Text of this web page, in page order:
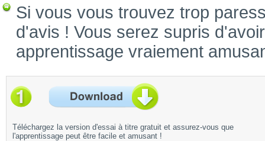
Si vous vous trouvez trop
d'avis ! Vous serez supris
apprentissage vraiement
Téléchargez la version d'essai à titre gratuit et assurez-vous que
l'apprentissage peut être facile et amusant !